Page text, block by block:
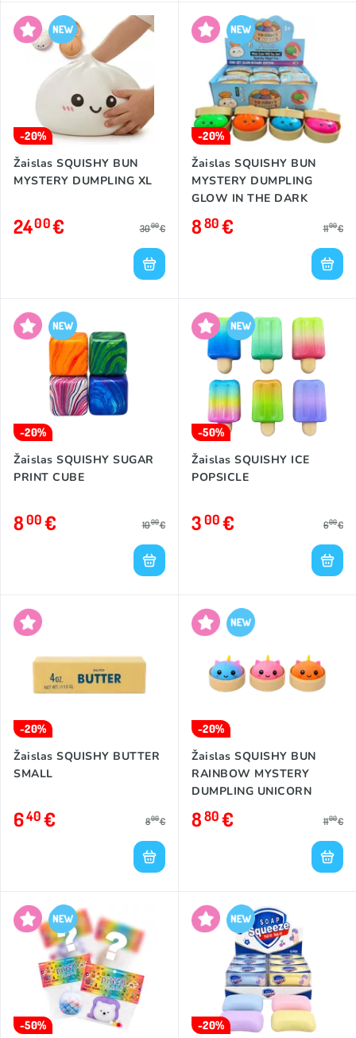
-20%
Žaislas SQUISHY BUN
MYSTERY DUMPLING XL
2400€ 3000€
-20%
Žaislas SQUISHY BUN
MYSTERY DUMPLING
GLOW IN THE DARK
880€ 1100€
-20%
Žaislas SQUISHY SUGAR
PRINT CUBE
800€ 1000€
-50%
Žaislas SQUISHY ICE
POPSICLE
300€ 600€
-20%
Žaislas SQUISHY BUTTER
SMALL
640€ 800€
-20%
Žaislas SQUISHY BUN
RAINBOW MYSTERY
DUMPLING UNICORN
880€ 1100€
-50% -20%